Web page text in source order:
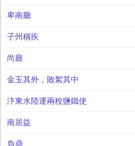
卑南廳
子州稱疾
尚廄
金玉其外，敗絮其中
汴東水陸運兩稅鹽鐵使
南居益
負鼎